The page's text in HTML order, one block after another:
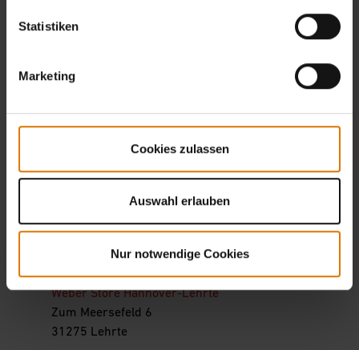
Statistiken
Marketing
Cookies zulassen
Auswahl erlauben
Nur notwendige Cookies
Gustav-Becker-Str. 2
Holzland Vogt / Alfred Vogt GmbH + Co. KG
Bremer Heerstr. 83
26135 Oldenburg
Auf dem Sattel 4
49757 Werlte
Weber Store Hannover-Lehrte
Zum Meersefeld 6
31275 Lehrte